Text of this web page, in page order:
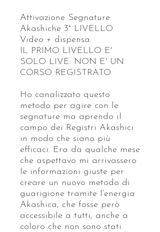
Attivazione Segnature
Akashiche 3° LIVELLO:
Video + dispensa.
IL PRIMO LIVELLO E'
SOLO LIVE: NON E' UN
CORSO REGISTRATO.
Ho canalizzato questo
metodo per agire con le
segnature ma aprendo il
campo dei Registri Akashici
in modo che siano più
efficaci. Era da qualche mese
che aspettavo mi arrivassero
le informazioni giuste per
creare un nuovo metodo di
guarigione tramite l’energia
Akashica, che fosse però
accessibile a tutti, anche a
coloro che non sono stati